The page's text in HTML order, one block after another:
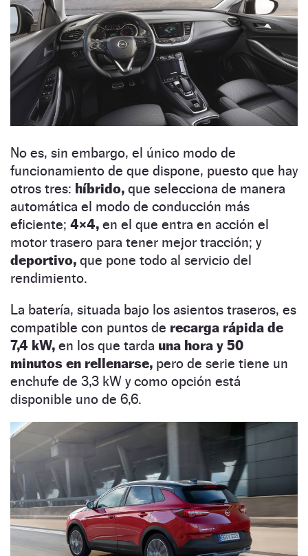
No es, sin embargo, el único modo de
funcionamiento de que dispone, puesto que hay
otros tres: híbrido, que selecciona de manera
automática el modo de conducción más
eficiente; 4×4, en el que entra en acción el
motor trasero para tener mejor tracción; y
deportivo, que pone todo al servicio del
rendimiento.
La batería, situada bajo los asientos traseros, es
compatible con puntos de recarga rápida de
7,4 kW, en los que tarda una hora y 50
minutos en rellenarse, pero de serie tiene un
enchufe de 3,3 kW y como opción está
disponible uno de 6,6.